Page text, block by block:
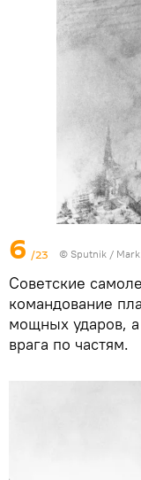
6 /23 © Sputnik /
Советские
командование
мощных ударов, а
врага по частям.